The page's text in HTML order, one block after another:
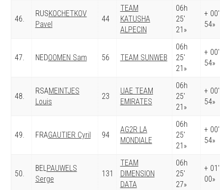
46.
RUSKOCHETKOV
Pavel
44
TEAM
KATUSHA
ALPECIN
06h
25′
21»
+ 00′
54»
47. NEDOOMEN Sam 56 TEAM SUNWEB
06h
25′
21»
+ 00′
54»
48.
RSAMEINTJES
Louis
23
UAE TEAM
EMIRATES
06h
25′
21»
+ 00′
54»
49. FRAGAUTIER Cyril 94
AG2R LA
MONDIALE
06h
25′
21»
+ 00′
54»
50.
BELPAUWELS
Serge
131
TEAM
DIMENSION
DATA
06h
25′
27»
+ 01′
00»